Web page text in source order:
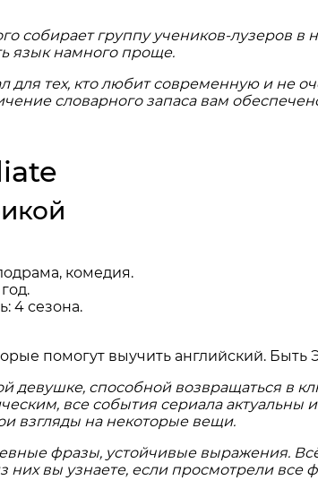
собирает группу учеников-лузеров
язык намного проще.
для тех, кто любит современную и не
словарного запаса вам
комедия.
4 сезона.
девушке, способной возвращаться в
все события сериала
взгляды на некоторые вещи.
фразы, устойчивые выражения.
них вы узнаете, если просмотрели